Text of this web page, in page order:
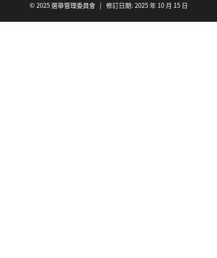
© 2025 選舉管理委員會 | 修訂日期: 2025 年 10 月 15 日